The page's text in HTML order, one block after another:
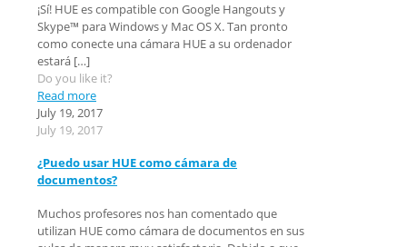
¡Sí! HUE es compatible con Google Hangouts y
Skype™ para Windows y Mac OS X. Tan pronto
como conecte una cámara HUE a su ordenador
estará […]
Do you like it?
Read more
July 19, 2017
July 19, 2017
¿Puedo usar HUE como cámara de
documentos?
Muchos profesores nos han comentado que
utilizan HUE como cámara de documentos en sus